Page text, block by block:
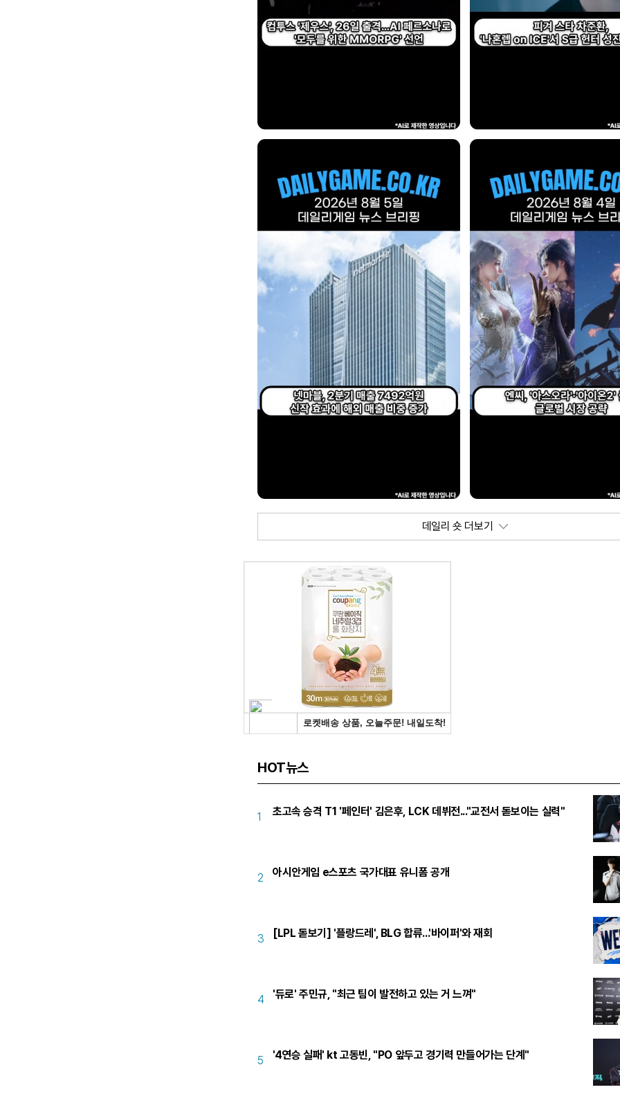
데일리 숏 더보기
HOT뉴스
1 초고속 승격 T1 '페인터' 김은후, LCK 데뷔전..."교전서 돋보이는 실력"
2 아시안게임 e스포츠 국가대표 유니폼 공개
3 [LPL 돋보기] '플랑드레', BLG 합류...'바이퍼'와 재회
4 '듀로' 주민규, "최근 팀이 발전하고 있는 거 느껴"
5 '4연승 실패' kt 고동빈, "PO 앞두고 경기력 만들어가는 단계"